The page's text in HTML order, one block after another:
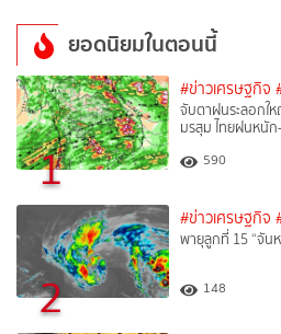
ยอดนิยมในตอนนี้
1
#ข่าวเศรษฐกิจ
จับตาฝนระลอกใ
มรสุม ไทยฝนหนัก
590
2
#ข่าวเศรษฐกิจ
พายุลูกที่ 15 “จัน
148